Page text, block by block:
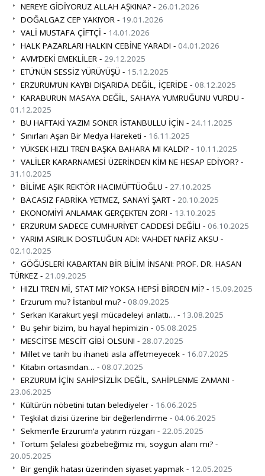
NEREYE GİDİYORUZ ALLAH AŞKINA? - 26.01.2026
DOĞALGAZ CEP YAKIYOR - 19.01.2026
VALİ MUSTAFA ÇİFTÇİ - 14.01.2026
HALK PAZARLARI HALKIN CEBİNE YARADI - 04.01.2026
AVM’DEKİ EMEKLİLER - 29.12.2025
ETÜ’NÜN SESSİZ YÜRÜYÜŞÜ - 15.12.2025
ERZURUM’UN KAYBI DIŞARIDA DEĞİL, İÇERİDE - 08.12.2025
KARABURUN MASAYA DEĞİL, SAHAYA YUMRUĞUNU VURDU -
01.12.2025
BU HAFTAKİ YAZIM SONER İSTANBULLU İÇİN - 24.11.2025
Sınırları Aşan Bir Medya Hareketi - 16.11.2025
YÜKSEK HIZLI TREN BAŞKA BAHARA MI KALDI? - 10.11.2025
VALİLER KARARNAMESİ ÜZERİNDEN KİM NE HESAP EDİYOR? -
31.10.2025
BİLİME AŞIK REKTÖR HACIMÜFTÜOĞLU - 27.10.2025
BACASIZ FABRİKA YETMEZ, SANAYİ ŞART - 20.10.2025
EKONOMİYİ ANLAMAK GERÇEKTEN ZOR! - 13.10.2025
ERZURUM SADECE CUMHURİYET CADDESİ DEĞİL! - 06.10.2025
YARIM ASIRLIK DOSTLUĞUN ADI: VAHDET NAFİZ AKSU -
02.10.2025
GÖĞÜSLERİ KABARTAN BİR BİLİM İNSANI: PROF. DR. HASAN
TÜRKEZ - 21.09.2025
HIZLI TREN Mİ, STAT MI? YOKSA HEPSİ BİRDEN Mİ? - 15.09.2025
Erzurum mu? İstanbul mu? - 08.09.2025
Serkan Karakurt yeşil mücadeleyi anlattı… - 13.08.2025
Bu şehir bizim, bu hayal hepimizin - 05.08.2025
MESCİTSE MESCİT GİBİ OLSUN! - 28.07.2025
Millet ve tarih bu ihaneti asla affetmeyecek - 16.07.2025
Kitabın ortasından… - 08.07.2025
ERZURUM İÇİN SAHİPSİZLİK DEĞİL, SAHİPLENME ZAMANI -
23.06.2025
Kültürün nöbetini tutan belediyeler - 16.06.2025
Teşkilat dizisi üzerine bir değerlendirme - 04.06.2025
Sekmen’le Erzurum’a yatırım rüzgarı - 22.05.2025
Tortum Şelalesi gözbebeğimiz mi, soygun alanı mı? -
20.05.2025
Bir gençlik hatası üzerinden siyaset yapmak - 12.05.2025